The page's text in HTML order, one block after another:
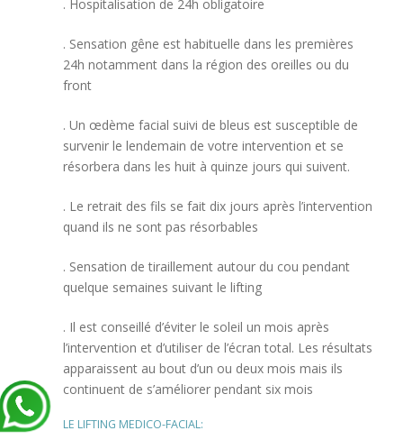
. Hospitalisation de 24h obligatoire
. Sensation gêne est habituelle dans les premières
24h notamment dans la région des oreilles ou du
front
. Un œdème facial suivi de bleus est susceptible de
survenir le lendemain de votre intervention et se
résorbera dans les huit à quinze jours qui suivent.
. Le retrait des fils se fait dix jours après l’intervention
quand ils ne sont pas résorbables
. Sensation de tiraillement autour du cou pendant
quelque semaines suivant le lifting
. Il est conseillé d’éviter le soleil un mois après
l’intervention et d’utiliser de l’écran total. Les résultats
apparaissent au bout d’un ou deux mois mais ils
continuent de s’améliorer pendant six mois
LE LIFTING MEDICO-FACIAL: